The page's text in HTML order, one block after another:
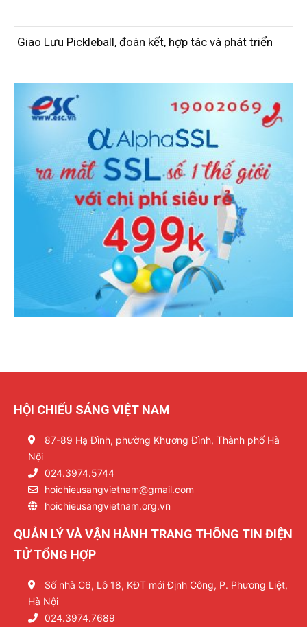
Giao Lưu Pickleball, đoàn kết, hợp tác và phát triển
HỘI CHIẾU SÁNG VIỆT NAM
87-89 Hạ Đình, phường Khương Đình, Thành phố Hà
Nội
024.3974.5744
hoichieusangvietnam@gmail.com
hoichieusangvietnam.org.vn
QUẢN LÝ VÀ VẬN HÀNH TRANG THÔNG TIN ĐIỆN
TỬ TỔNG HỢP
Số nhà C6, Lô 18, KĐT mới Định Công, P. Phương Liệt,
Hà Nội
024.3974.7689